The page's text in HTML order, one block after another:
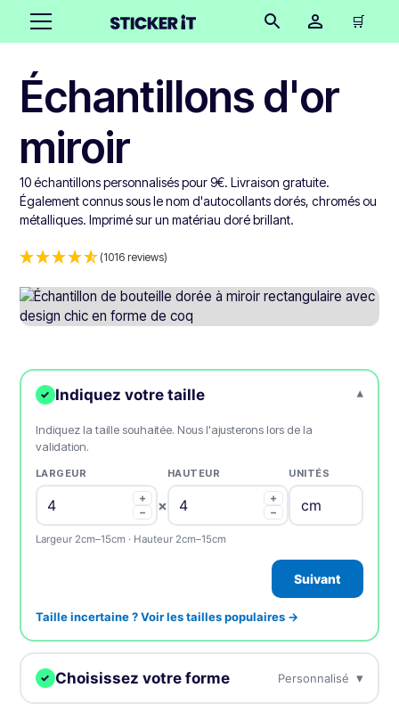
🛒
Échantillons d'or
miroir
10 échantillons personnalisés pour 9€. Livraison gratuite.
Également connus sous le nom d'autocollants dorés, chromés ou
métalliques. Imprimé sur un matériau doré brillant.
(1016 reviews)
✓ Indiquez votre taille ▾
Indiquez la taille souhaitée. Nous l'ajusterons lors de la
validation.
LARGEUR
+
−
×
HAUTEUR
+
−
UNITÉS
Largeur 2cm–15cm · Hauteur 2cm–15cm
Suivant
Taille incertaine ? Voir les tailles populaires →
✓ Choisissez votre forme Personnalisé ▾